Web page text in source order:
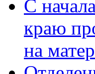
С
краю
на